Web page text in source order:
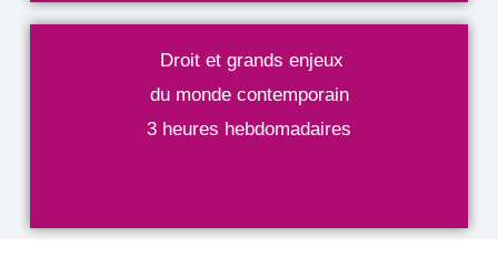
Droit et grands enjeux
du monde contemporain
3 heures hebdomadaires